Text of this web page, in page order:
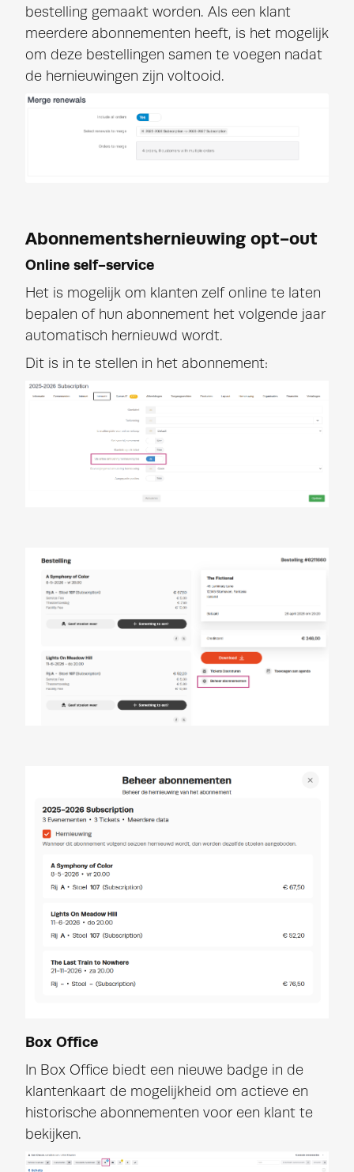
bestelling gemaakt worden. Als een klant
meerdere abonnementen heeft, is het mogelijk
om deze bestellingen samen te voegen nadat
de hernieuwingen zijn voltooid.
Abonnementshernieuwing opt-out
Online self-service
Het is mogelijk om klanten zelf online te laten
bepalen of hun abonnement het volgende jaar
automatisch hernieuwd wordt.
Dit is in te stellen in het abonnement:
Box Office
In Box Office biedt een nieuwe badge in de
klantenkaart de mogelijkheid om actieve en
historische abonnementen voor een klant te
bekijken.